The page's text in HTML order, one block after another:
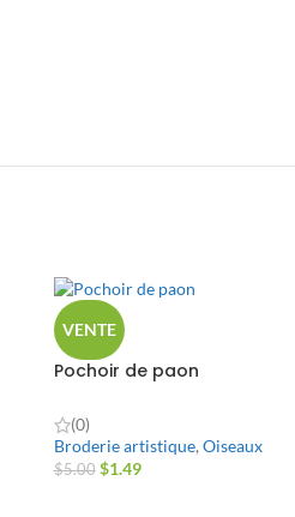
VENTE
Pochoir de paon
(0)
Broderie artistique, Oiseaux
$5.00 $1.49